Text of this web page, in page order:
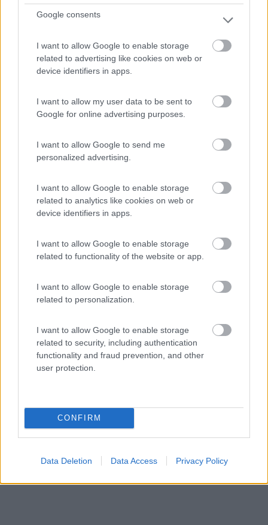
Google consents
I want to allow Google to enable storage
related to advertising like cookies on web or
device identifiers in apps.
I want to allow my user data to be sent to
Google for online advertising purposes.
I want to allow Google to send me
personalized advertising.
I want to allow Google to enable storage
related to analytics like cookies on web or
device identifiers in apps.
I want to allow Google to enable storage
related to functionality of the website or app.
I want to allow Google to enable storage
related to personalization.
I want to allow Google to enable storage
related to security, including authentication
functionality and fraud prevention, and other
user protection.
CONFIRM
Data Deletion Data Access Privacy Policy
pianeggia...
Bagnaia (VT) - 3.7km
Area di sosta (PS)
Parcheggio Terme dei Papi
7,5 2
Servizi / Posizione
Punto sosta annesso allo stabilimento termale, riservato
2 Str. Montarone